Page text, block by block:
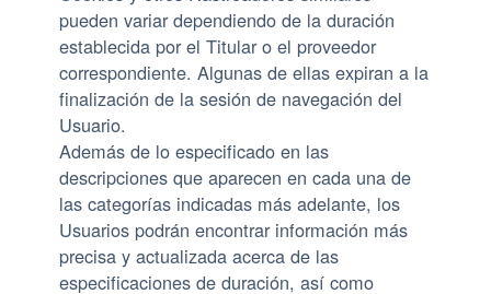
pueden variar dependiendo de la duración
establecida por el Titular o el proveedor
correspondiente. Algunas de ellas expiran a la
finalización de la sesión de navegación del
Usuario.
Además de lo especificado en las
descripciones que aparecen en cada una de
las categorías indicadas más adelante, los
Usuarios podrán encontrar información más
precisa y actualizada acerca de las
especificaciones de duración, así como